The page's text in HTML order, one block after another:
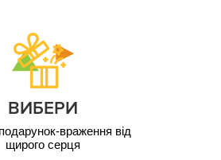
ВИБЕРИ
враження від
щирого серця